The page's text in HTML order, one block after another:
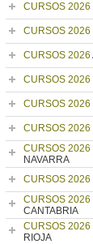
CURSOS 2026
CURSOS 2026
CURSOS 2026
CURSOS 2026
CURSOS 2026
CURSOS 2026
CURSOS 2026
NAVARRA
CURSOS 2026
CURSOS 2026
CANTABRIA
CURSOS 2026
RIOJA